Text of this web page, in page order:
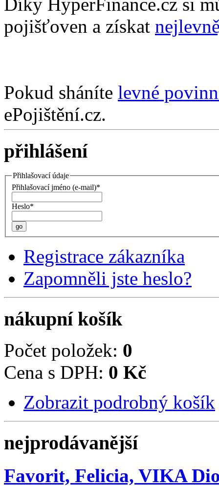
pojišťoven a získat
Pokud sháníte levné
ePojištění.cz.
přihlášení
Přihlašovací údaje
Přihlašovací jméno (e-mail)*
Heslo*
go
Registrace zákazníka
Zapomněli jste heslo?
nákupní košík
Počet položek: 0
Cena s DPH: 0 Kč
Zobrazit podrobný košík
nejprodávanější
Favorit, Felicia, VIKA